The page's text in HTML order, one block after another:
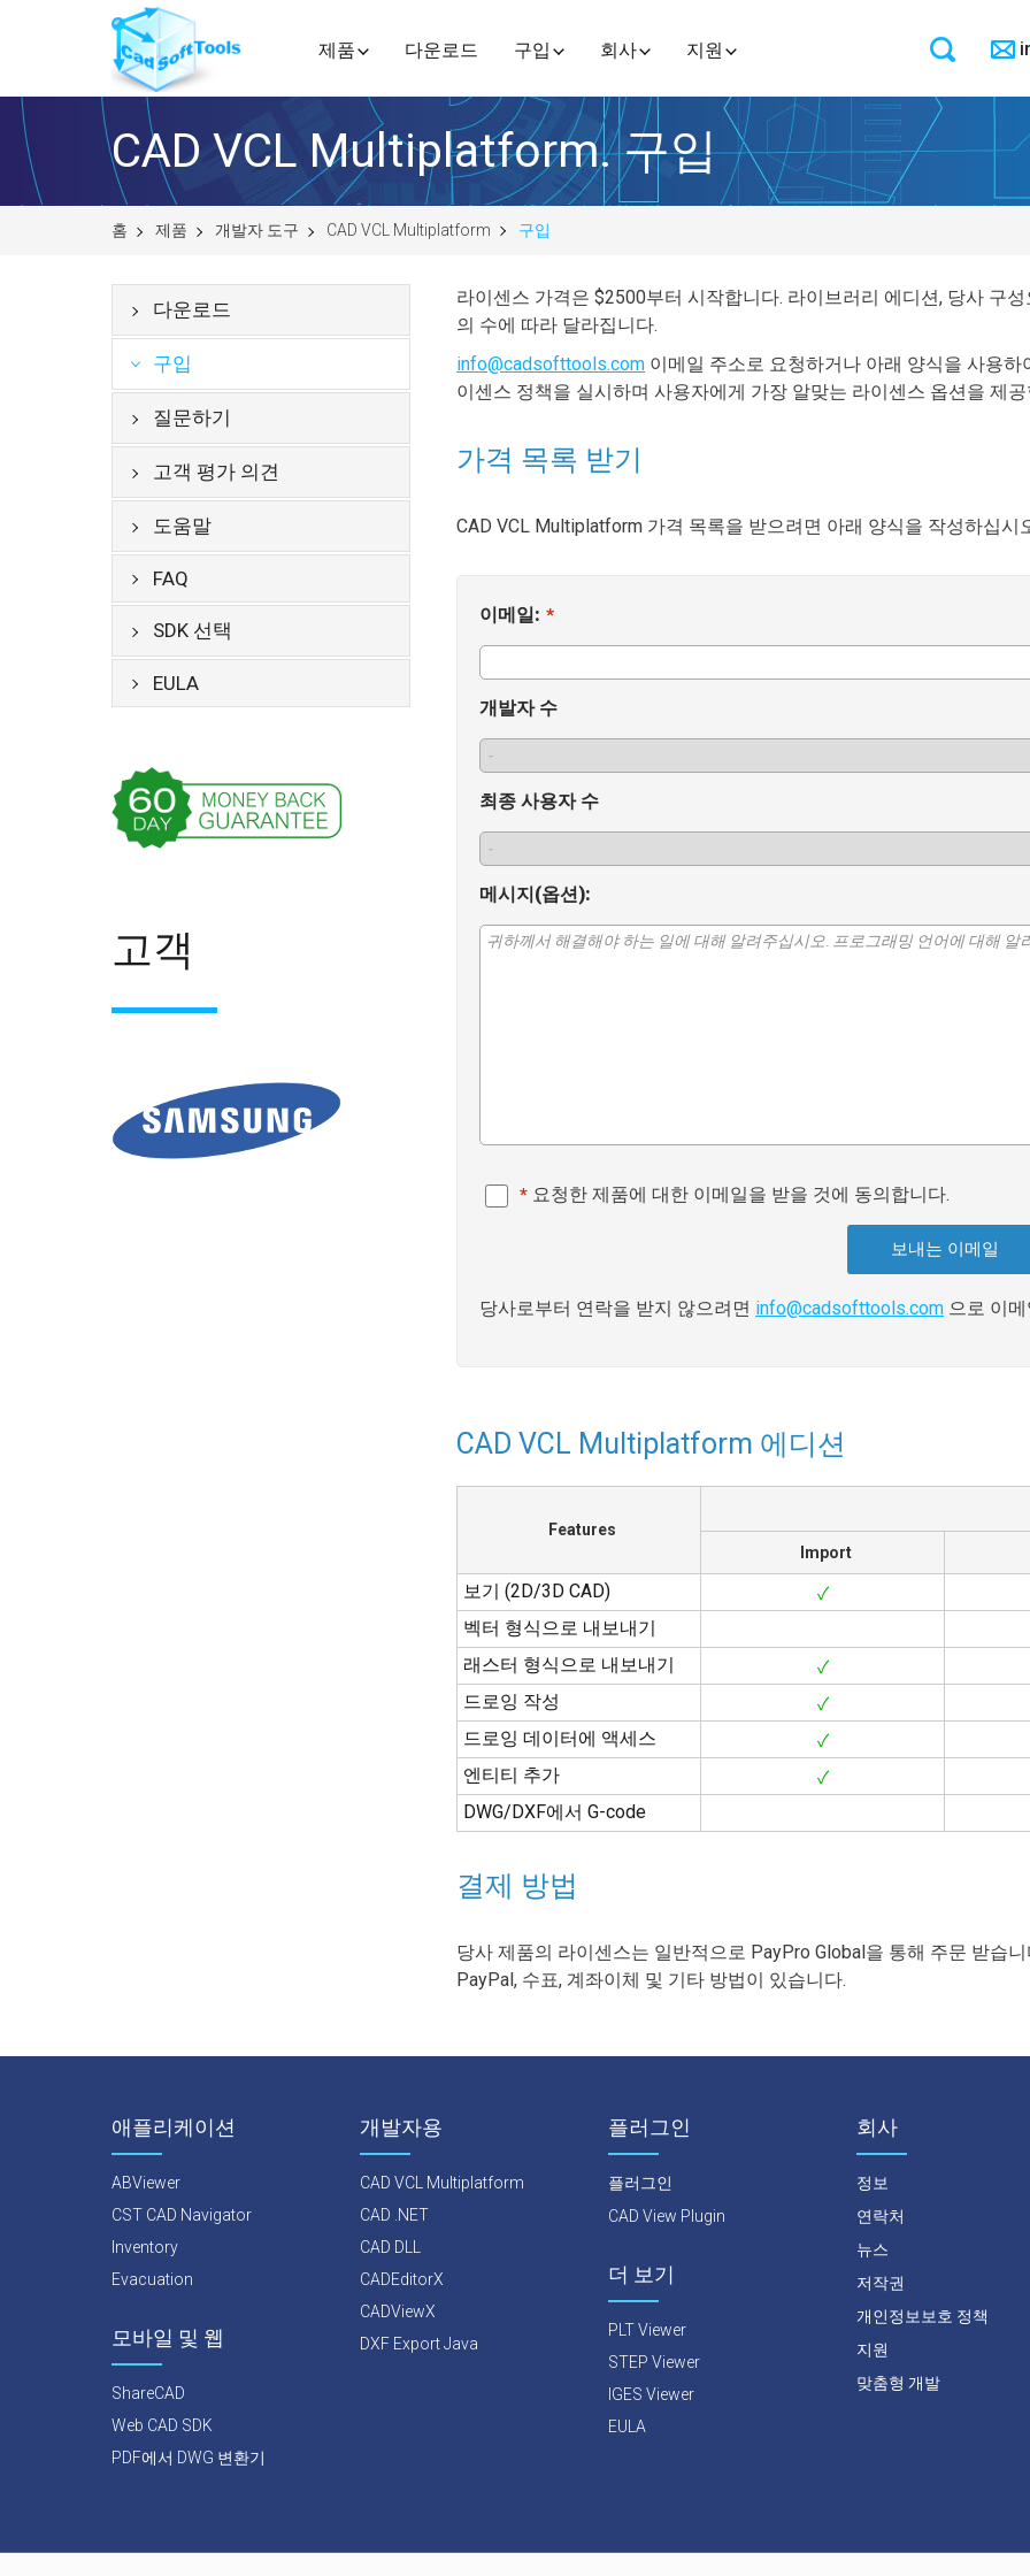
제품 다운로드 구입 회사 지원
CAD VCL Multiplatform. 구입
홈 제품 개발자 도구 CAD VCL Multiplatform 구입
다운로드
구입
질문하기
고객 평가 의견
도움말
FAQ
SDK 선택
EULA
고객
라이센스 가격은 $2500부터 시작합니다. 라이브러리 에디션, 당사 구
의 수에 따라 달라집니다.
info@cadsofttools.com 이메일 주소로 요청하거나 아래 양식을 사용
이센스 정책을 실시하며 사용자에게 가장 알맞는 라이센스 옵션을 제
가격 목록 받기
CAD VCL Multiplatform 가격 목록을 받으려면 아래 양식을 작성하십시
이메일: *
개발자 수
최종 사용자 수
메시지(옵션):
* 요청한 제품에 대한 이메일을 받을 것에 동의합니다.
당사로부터 연락을 받지 않으려면 info@cadsofttools.com 으로 이
CAD VCL Multiplatform 에디션
Features
Import
보기 (2D/3D CAD) ✓
벡터 형식으로 내보내기
래스터 형식으로 내보내기
✓
드로잉 작성 ✓
드로잉 데이터에 액세스 ✓
엔티티 추가 ✓
DWG/DXF에서 G-code
결제 방법
당사 제품의 라이센스는 일반적으로 PayPro Global을 통해 주문 받습
PayPal, 수표, 계좌이체 및 기타 방법이 있습니다.
애플리케이션
ABViewer
CST CAD Navigator
Inventory
Evacuation
모바일 및 웹
ShareCAD
Web CAD SDK
PDF에서 DWG 변환기
개발자용
CAD VCL Multiplatform
CAD .NET
CAD DLL
CADEditorX
CADViewX
DXF Export Java
플러그인
플러그인
CAD View Plugin
더 보기
PLT Viewer
STEP Viewer
IGES Viewer
EULA
회사
정보
연락처
뉴스
저작권
개인정보보호 정책
지원
맞춤형 개발